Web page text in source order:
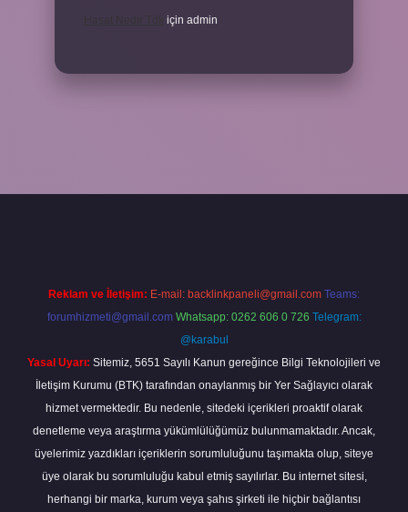
için admin
Reklam ve İletişim: E-mail: backlinkpaneli@gmail.com Teams:
forumhizmeti@gmail.com Whatsapp: 0262 606 0 726 Telegram:
@karabul
Yasal Uyarı: Sitemiz, 5651 Sayılı Kanun gereğince Bilgi Teknolojileri ve
İletişim Kurumu (BTK) tarafından onaylanmış bir Yer Sağlayıcı olarak
hizmet vermektedir. Bu nedenle, sitedeki içerikleri proaktif olarak
denetleme veya araştırma yükümlülüğümüz bulunmamaktadır. Ancak,
üyelerimiz yazdıkları içeriklerin sorumluluğunu taşımakta olup, siteye
üye olarak bu sorumluluğu kabul etmiş sayılırlar. Bu internet sitesi,
herhangi bir marka, kurum veya şahıs şirketi ile hiçbir bağlantısı